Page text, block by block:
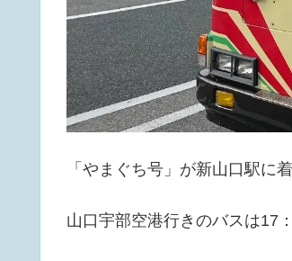
「やまぐち号」が新山口駅に
山口宇部空港行きのバスは17